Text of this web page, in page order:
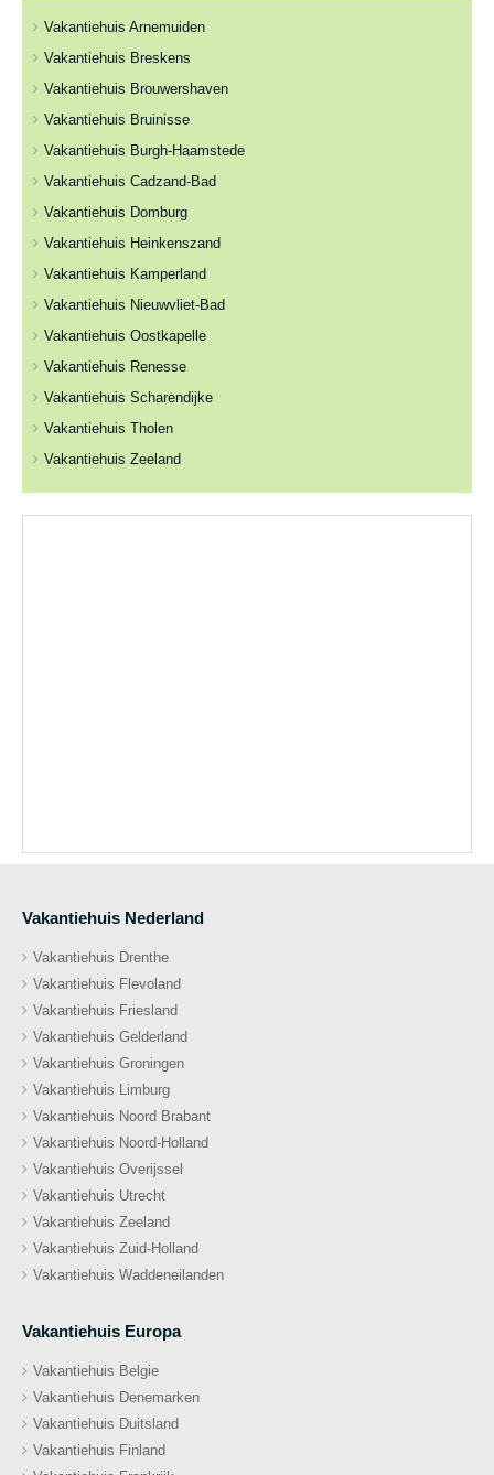
Vakantiehuis Arnemuiden
Vakantiehuis Breskens
Vakantiehuis Brouwershaven
Vakantiehuis Bruinisse
Vakantiehuis Burgh-Haamstede
Vakantiehuis Cadzand-Bad
Vakantiehuis Domburg
Vakantiehuis Heinkenszand
Vakantiehuis Kamperland
Vakantiehuis Nieuwvliet-Bad
Vakantiehuis Oostkapelle
Vakantiehuis Renesse
Vakantiehuis Scharendijke
Vakantiehuis Tholen
Vakantiehuis Zeeland
Vakantiehuis Nederland
Vakantiehuis Drenthe
Vakantiehuis Flevoland
Vakantiehuis Friesland
Vakantiehuis Gelderland
Vakantiehuis Groningen
Vakantiehuis Limburg
Vakantiehuis Noord Brabant
Vakantiehuis Noord-Holland
Vakantiehuis Overijssel
Vakantiehuis Utrecht
Vakantiehuis Zeeland
Vakantiehuis Zuid-Holland
Vakantiehuis Waddeneilanden
Vakantiehuis Europa
Vakantiehuis Belgie
Vakantiehuis Denemarken
Vakantiehuis Duitsland
Vakantiehuis Finland